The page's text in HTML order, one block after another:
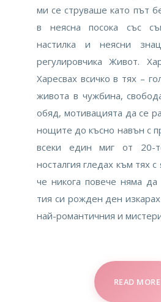
ми се струваше като път
в неясна посока със
настилка и неясни
регулировчика Живот.
Харесвах всичко в тях –
живота в чужбина,
обяд, мотивацията да се
нощите до късно навън с
всеки един миг от
носталгия гледах към тях
че никога повече няма да
тия си рожден ден
най-романтичния и
READ MORE